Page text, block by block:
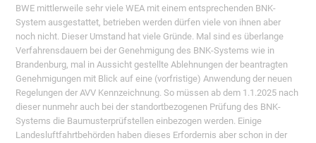
BWE mittlerweile sehr viele WEA mit einem entsprechenden BNK-
System ausgestattet, betrieben werden dürfen viele von ihnen aber
noch nicht. Dieser Umstand hat viele Gründe. Mal sind es überlange
Verfahrensdauern bei der Genehmigung des BNK-Systems wie in
Brandenburg, mal in Aussicht gestellte Ablehnungen der beantragten
Genehmigungen mit Blick auf eine (vorfristige) Anwendung der neuen
Regelungen der AVV Kennzeichnung. So müssen ab dem 1.1.2025 nach
dieser nunmehr auch bei der standortbezogenen Prüfung des BNK-
Systems die Baumusterprüfstellen einbezogen werden. Einige
Landesluftfahrtbehörden haben dieses Erfordernis aber schon in der